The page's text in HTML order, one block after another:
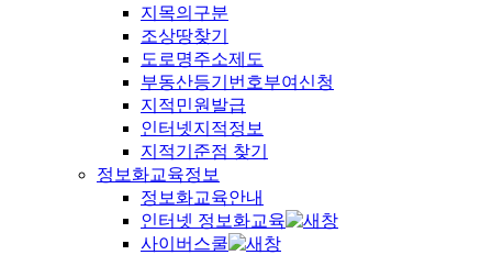
지목의구분
조상땅찾기
도로명주소제도
부동산등기번호부여신청
지적민원발급
인터넷지적정보
지적기준점 찾기
정보화교육정보
정보화교육안내
인터넷 정보화교육
사이버스쿨